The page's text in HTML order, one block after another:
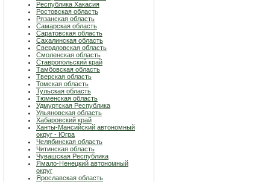
Республика Хакасия
Ростовская область
Рязанская область
Самарская область
Саратовская область
Сахалинская область
Свердловская область
Смоленская область
Ставропольский край
Тамбовская область
Тверская область
Томская область
Тульская область
Тюменская область
Удмуртская Республика
Ульяновская область
Хабаровский край
Ханты-Мансийский автономный
округ - Югра
Челябинская область
Читинская область
Чувашская Республика
Ямало-Ненецкий автономный
округ
Ярославская область